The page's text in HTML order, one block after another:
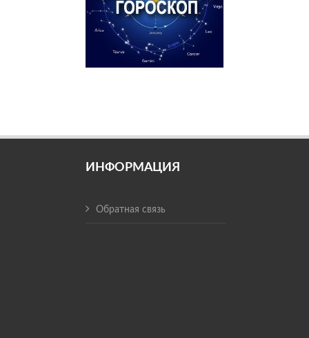
ИНФОРМАЦИЯ
Обратная связь